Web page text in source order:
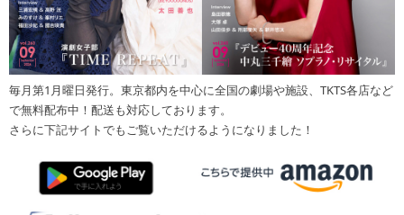
毎月第1月曜日発行。東京都内を中心に全国の劇場や施設、TKTS各店など
で無料配布中！配送も対応しております。
さらに下記サイトでもご覧いただけるようになりました！